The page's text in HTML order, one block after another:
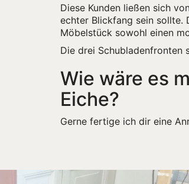
Diese Kunden ließen sich
echter Blickfang sein sollte.
Möbelstück sowohl einen
Die drei Schubladenfronten
Wie wäre es
Eiche?
Gerne fertige ich dir eine